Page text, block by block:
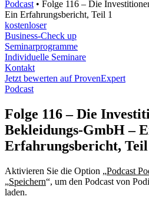
Podcast • Folge 116 – Die
Ein Erfahrungsbericht, Teil 1
kostenloser
Business-Check up
Seminarprogramme
Individuelle Seminare
Kontakt
Jetzt bewerten auf ProvenExpert
Podcast
Folge 116 – Die
Bekleidungs-GmbH –
Erfahrungsbericht, Teil
Aktivieren Sie die Option „Podcast
„Speichern“, um den Podcast von
laden.